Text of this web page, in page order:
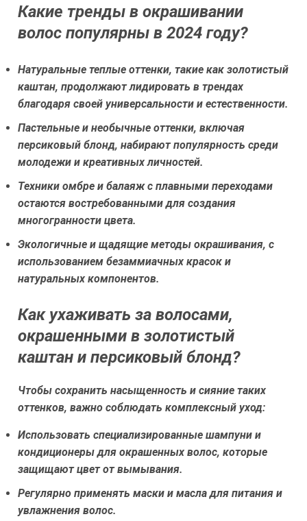
Какие тренды в окрашивании
волос популярны в 2024 году?
Натуральные теплые оттенки, такие как золотистый
каштан, продолжают лидировать в трендах
благодаря своей универсальности и естественности.
Пастельные и необычные оттенки, включая
персиковый блонд, набирают популярность среди
молодежи и креативных личностей.
Техники омбре и балаяж с плавными переходами
остаются востребованными для создания
многогранности цвета.
Экологичные и щадящие методы окрашивания, с
использованием безаммиачных красок и
натуральных компонентов.
Как ухаживать за волосами,
окрашенными в золотистый
каштан и персиковый блонд?
Чтобы сохранить насыщенность и сияние таких
оттенков, важно соблюдать комплексный уход:
Использовать специализированные шампуни и
кондиционеры для окрашенных волос, которые
защищают цвет от вымывания.
Регулярно применять маски и масла для питания и
увлажнения волос.